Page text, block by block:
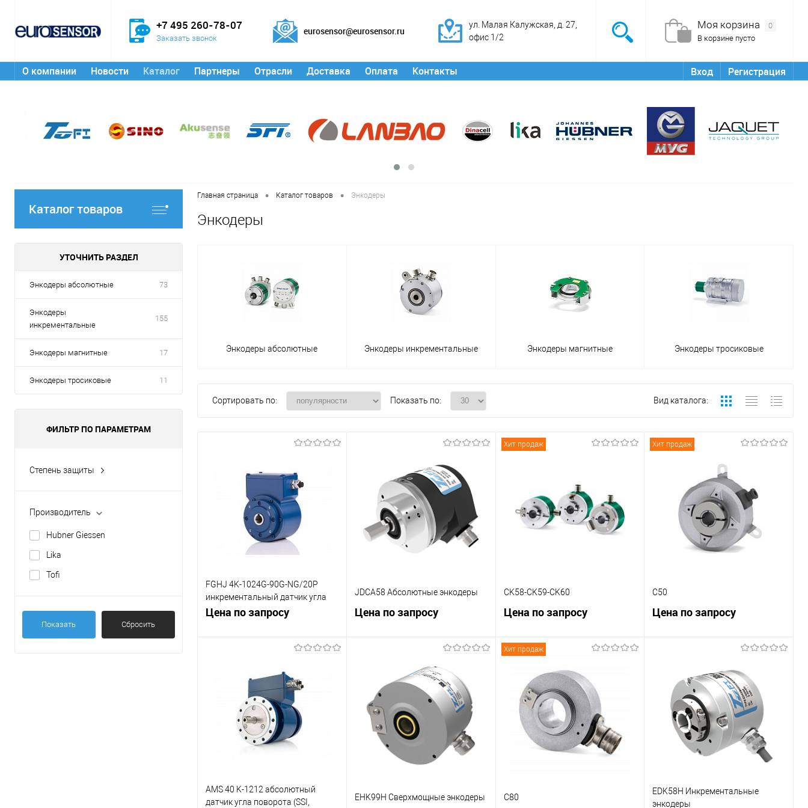
+7 495 260-78-07
Заказать звонок
eurosensor@eurosensor.ru
ул. Малая Калужская, д. 27,
офис 1/2
Моя корзина
0
В корзине пусто
О компании Новости Каталог Партнеры Отрасли Доставка Оплата Контакты Вход Регистрация
Каталог товаров
УТОЧНИТЬ РАЗДЕЛ
Энкодеры абсолютные 73
Энкодеры
инкрементальные
155
Энкодеры магнитные 17
Энкодеры тросиковые 11
ФИЛЬТР ПО ПАРАМЕТРАМ
Степень защиты
Показать ещё 2
Производитель
Hubner Giessen
Lika
Tofi
Показать Сбросить
Главная страница • Каталог товаров • Энкодеры
Энкодеры
Энкодеры абсолютные Энкодеры инкрементальные Энкодеры магнитные Энкодеры тросиковые
Сортировать по: Показать по: Вид каталога:
FGHJ 4K-1024G-90G-NG/20P
инкрементальный датчик угла
поворота
Цена по запросу
В корзину
К сравнению
В избранное
Под заказ
JDCA58 Абсолютные энкодеры
Цена по запросу
В корзину
К сравнению
В избранное
Под заказ
Хит продаж
CK58-CK59-CK60
Цена по запросу
В корзину
К сравнению
В избранное
Под заказ
Хит продаж
C50
Цена по запросу
В корзину
К сравнению
В избранное
Под заказ
AMS 40 K-1212 абсолютный
датчик угла поворота (SSI,
EHK99H Сверхмощные энкодеры
Хит продаж
C80
EDK58H Инкрементальные
энкодеры